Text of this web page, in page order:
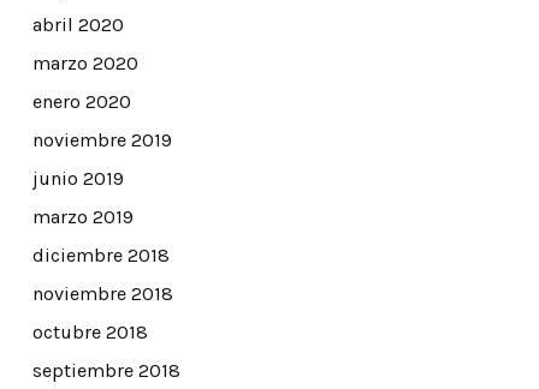
abril 2020
marzo 2020
enero 2020
noviembre 2019
junio 2019
marzo 2019
diciembre 2018
noviembre 2018
octubre 2018
septiembre 2018